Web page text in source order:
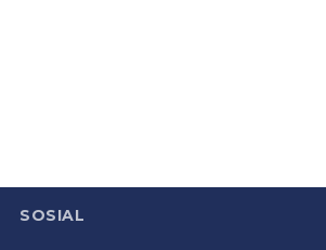
SOSIAL